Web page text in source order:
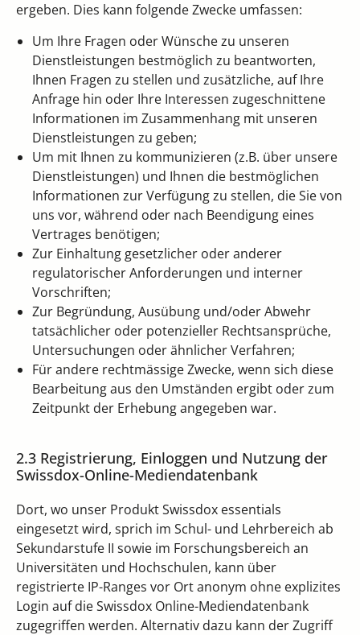
ergeben. Dies kann folgende Zwecke umfassen:
Um Ihre Fragen oder Wünsche zu unseren
Dienstleistungen bestmöglich zu beantworten,
Ihnen Fragen zu stellen und zusätzliche, auf Ihre
Anfrage hin oder Ihre Interessen zugeschnittene
Informationen im Zusammenhang mit unseren
Dienstleistungen zu geben;
Um mit Ihnen zu kommunizieren (z.B. über unsere
Dienstleistungen) und Ihnen die bestmöglichen
Informationen zur Verfügung zu stellen, die Sie von
uns vor, während oder nach Beendigung eines
Vertrages benötigen;
Zur Einhaltung gesetzlicher oder anderer
regulatorischer Anforderungen und interner
Vorschriften;
Zur Begründung, Ausübung und/oder Abwehr
tatsächlicher oder potenzieller Rechtsansprüche,
Untersuchungen oder ähnlicher Verfahren;
Für andere rechtmässige Zwecke, wenn sich diese
Bearbeitung aus den Umständen ergibt oder zum
Zeitpunkt der Erhebung angegeben war.
2.3 Registrierung, Einloggen und Nutzung der
Swissdox-Online-Mediendatenbank
Dort, wo unser Produkt Swissdox essentials
eingesetzt wird, sprich im Schul- und Lehrbereich ab
Sekundarstufe II sowie im Forschungsbereich an
Universitäten und Hochschulen, kann über
registrierte IP-Ranges vor Ort anonym ohne explizites
Login auf die Swissdox Online-Mediendatenbank
zugegriffen werden. Alternativ dazu kann der Zugriff